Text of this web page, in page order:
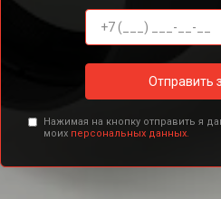
Отправить
Нажимая на кнопку отправить я
моих персональных данных.